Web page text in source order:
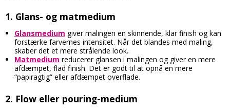
1. Glans- og matmedium
Glansmedium giver malingen en skinnende, klar finish og kan
forstærke farvernes intensitet. Når det blandes med maling,
skaber det et mere strålende look.
Matmedium reducerer glansen i malingen og giver en mere
afdæmpet, flad finish. Det er godt til at opnå en mere
“papiragtig” eller afdæmpet overflade.
2. Flow eller pouring-medium